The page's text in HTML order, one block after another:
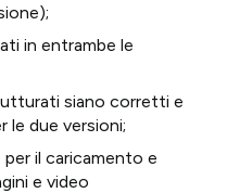
in entrambe le
siano corretti e
le due versioni;
il caricamento e
e video